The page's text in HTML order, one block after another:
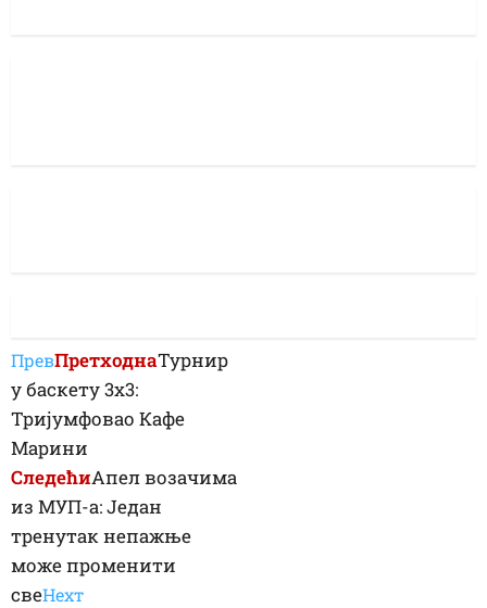
ПревПретходнаТурнир
у баскету 3х3:
Тријумфовао Кафе
Марини
СледећиАпел возачима
из МУП-а: Један
тренутак непажње
може променити
свеНеxт